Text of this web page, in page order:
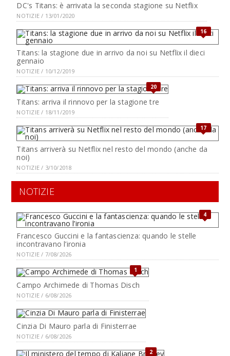
DC's Titans: è arrivata la seconda stagione su Netflix
NOTIZIE / 13/01/2020
16
Titans: la stagione due in arrivo da noi su Netflix il dieci
gennaio
NOTIZIE / 10/12/2019
20
Titans: arriva il rinnovo per la stagione tre
NOTIZIE / 18/11/2019
17
Titans arriverà su Netflix nel resto del mondo (anche da
noi)
NOTIZIE / 3/10/2018
NOTIZIE
4
Francesco Guccini e la fantascienza: quando le stelle
incontravano l’ironia
NOTIZIE / 7/08/2026
1
Campo Archimede di Thomas Disch
NOTIZIE / 6/08/2026
Cinzia Di Mauro parla di Finisterrae
NOTIZIE / 6/08/2026
2